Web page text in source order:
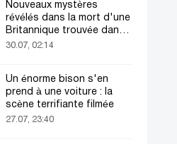
Nouveaux mystères
révélés dans la mort d'une
Britannique trouvée dans
une valise
30.07, 02:14
Un énorme bison s'en
prend à une voiture : la
scène terrifiante filmée
27.07, 23:40